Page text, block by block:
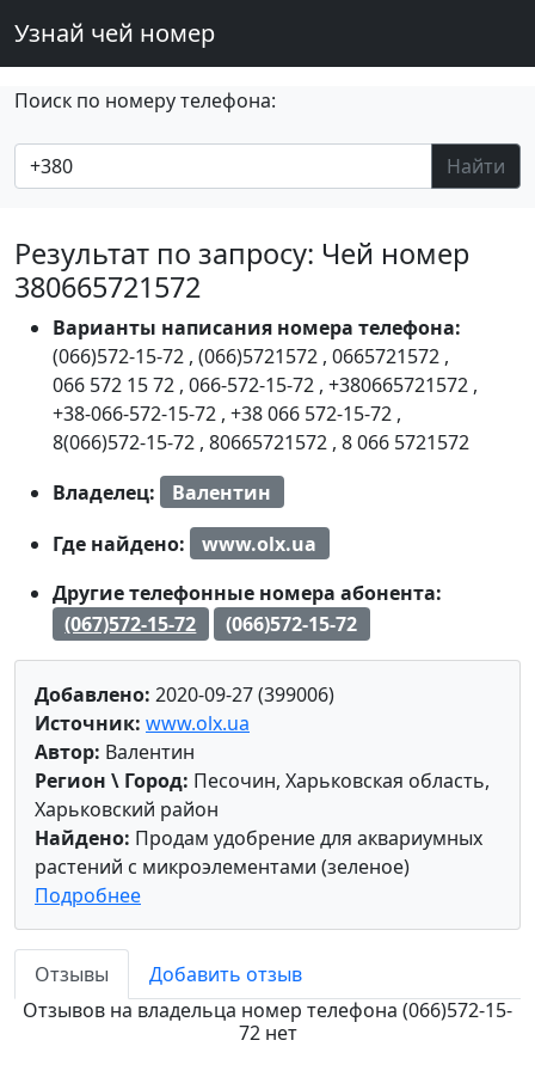
Узнай чей номер
Поиск по номеру телефона:
Найти
Результат по запросу: Чей номер
380665721572
Варианты написания номера телефона:
(066)572-15-72 , (066)5721572 , 0665721572 ,
066 572 15 72 , 066-572-15-72 , +380665721572 ,
+38-066-572-15-72 , +38 066 572-15-72 ,
8(066)572-15-72 , 80665721572 , 8 066 5721572
Владелец:
Валентин
Где найдено:
www.olx.ua
Другие телефонные номера абонента:
(067)572-15-72
(066)572-15-72
Добавлено: 2020-09-27 (399006)
Источник: www.olx.ua
Автор: Валентин
Регион \ Город: Песочин, Харьковская область,
Харьковский район
Найдено: Продам удобрение для аквариумных
растений с микроэлементами (зеленое)
Подробнее
Отзывы
Добавить отзыв
Отзывов на владельца номер телефона (066)572-15-
72 нет